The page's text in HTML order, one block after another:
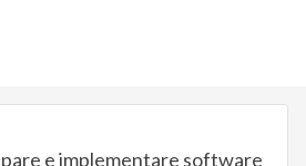
e implementare software